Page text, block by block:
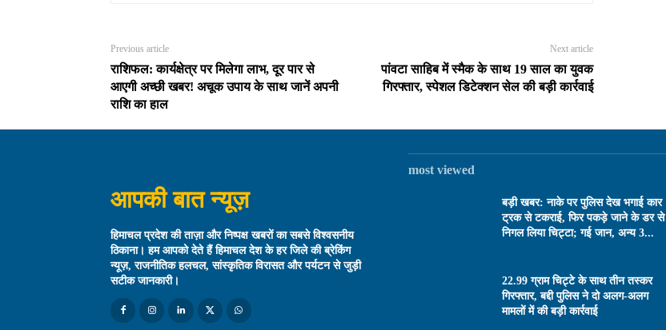
Previous article
राशिफल: कार्यक्षेत्र पर मिलेगा लाभ, दूर पार से
आएगी अच्छी खबर! अचूक उपाय के साथ जानें अपनी
राशि का हाल
Next article
पांवटा साहिब में स्मैक के साथ 19 साल का युवक
गिरफ्तार, स्पेशल डिटेक्शन सेल की बड़ी कार्रवाई
आपकी बात न्यूज़
हिमाचल प्रदेश की ताज़ा और निष्पक्ष खबरों का सबसे विश्वसनीय
ठिकाना। हम आपको देते हैं हिमाचल देश के हर जिले की ब्रेकिंग
न्यूज़, राजनीतिक हलचल, सांस्कृतिक विरासत और पर्यटन से जुड़ी
सटीक जानकारी।
most viewed
बड़ी खबर: नाके पर पुलिस देख भगाई कार
ट्रक से टकराई, फिर पकड़े जाने के डर से
निगल लिया चिट्टा; गई जान, अन्य 3...
22.99 ग्राम चिट्टे के साथ तीन तस्कर
गिरफ्तार, बद्दी पुलिस ने दो अलग-अलग
मामलों में की बड़ी कार्रवाई